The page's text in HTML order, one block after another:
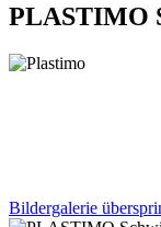
PLASTIMO
Bildergalerie